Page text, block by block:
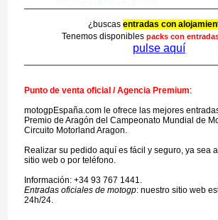
¿buscas entradas con
Tenemos disponiblespacks con
pulse aquí
Punto de venta oficial / Agencia Premium:
motogpEspaña.com le ofrece las mejores
Premio de Aragón del Campeonato Mundial de
Circuito Motorland Aragon.
Realizar su pedido aquí es fácil y seguro, ya sea
sitio web o por teléfono.
Información: +34 93 767 1441.
Entradas oficiales de motogp: nuestro sitio web
24h/24.